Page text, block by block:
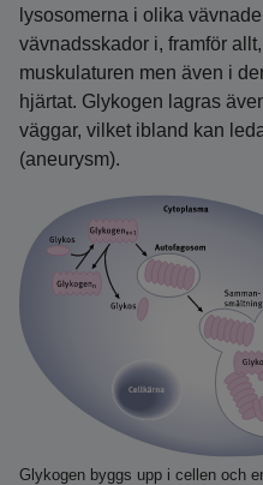
lysosomerna i olika
vävnadsskador i, framför
muskulaturen men även i
hjärtat. Glykogen lagras
väggar, vilket ibland kan
(aneurysm).
Glykogen byggs upp i cellen och